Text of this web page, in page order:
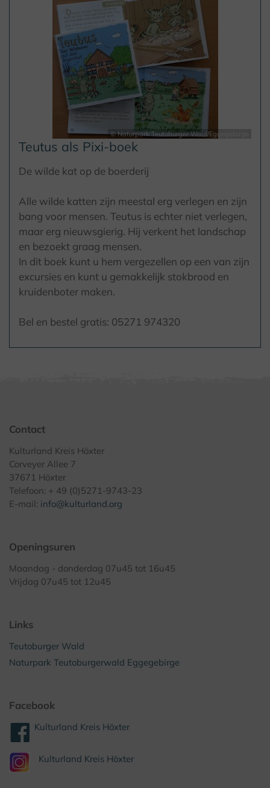
© Naturpark Teutoburger Wald/Eggegebirge
Teutus als Pixi-boek
De wilde kat op de boerderij
Alle wilde katten zijn meestal erg verlegen en zijn
bang voor mensen. Teutus is echter niet verlegen,
maar erg nieuwsgierig. Hij verkent het landschap
en bezoekt graag mensen.
In dit boek kunt u hem vergezellen op een van zijn
excursies en kunt u gemakkelijk stokbrood en
kruidenboter maken.
Bel en bestel gratis: 05271 974320
Contact
Kulturland Kreis Höxter
Corveyer Allee 7
37671 Höxter
Telefoon: + 49 (0)5271-9743-23
E-mail: info@kulturland.org
Openingsuren
Maandag - donderdag 07u45 tot 16u45
Vrijdag 07u45 tot 12u45
Links
Teutoburger Wald
Naturpark Teutoburgerwald Eggegebirge
Facebook
Kulturland Kreis Höxter
Kulturland Kreis Höxter